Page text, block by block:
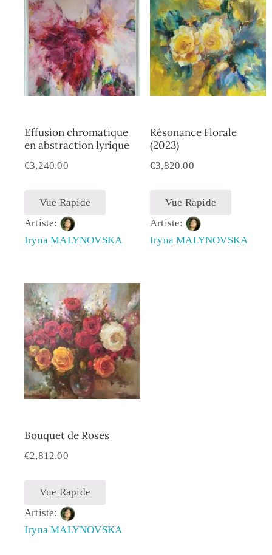
Effusion chromatique
en abstraction lyrique
€3,240.00
Vue Rapide
Artiste:
Iryna MALYNOVSKA
Résonance Florale
(2023)
€3,820.00
Vue Rapide
Artiste:
Iryna MALYNOVSKA
Bouquet de Roses
€2,812.00
Vue Rapide
Artiste:
Iryna MALYNOVSKA